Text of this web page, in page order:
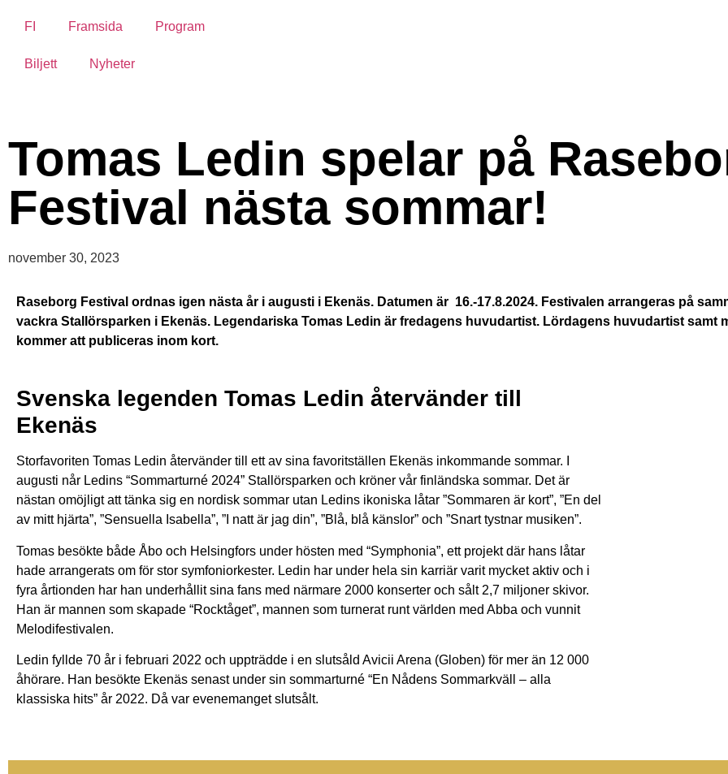
FI Framsida Program
Biljett Nyheter
Tomas Ledin spelar på
Festival nästa sommar!
november 30, 2023
Raseborg Festival ordnas igen nästa år i augusti i Ekenäs. Datumen är 16.-17.8.2024. Festivalen arrangeras på
vackra Stallörsparken i Ekenäs. Legendariska Tomas Ledin är fredagens huvudartist. Lördagens huvudartist samt
kommer att publiceras inom kort.
Svenska legenden Tomas Ledin återvänder till
Ekenäs
Storfavoriten Tomas Ledin återvänder till ett av sina favoritställen Ekenäs inkommande sommar. I
augusti når Ledins “Sommarturné 2024” Stallörsparken och kröner vår finländska sommar. Det är
nästan omöjligt att tänka sig en nordisk sommar utan Ledins ikoniska låtar ”Sommaren är kort”, ”En del
av mitt hjärta”, ”Sensuella Isabella”, ”I natt är jag din”, ”Blå, blå känslor” och ”Snart tystnar musiken”.
Tomas besökte både Åbo och Helsingfors under hösten med “Symphonia”, ett projekt där hans låtar
hade arrangerats om för stor symfoniorkester. Ledin har under hela sin karriär varit mycket aktiv och i
fyra årtionden har han underhållit sina fans med närmare 2000 konserter och sålt 2,7 miljoner skivor.
Han är mannen som skapade “Rocktåget”, mannen som turnerat runt världen med Abba och vunnit
Melodifestivalen.
Ledin fyllde 70 år i februari 2022 och uppträdde i en slutsåld Avicii Arena (Globen) för mer än 12 000
åhörare. Han besökte Ekenäs senast under sin sommarturné “En Nådens Sommarkväll – alla
klassiska hits” år 2022. Då var evenemanget slutsålt.